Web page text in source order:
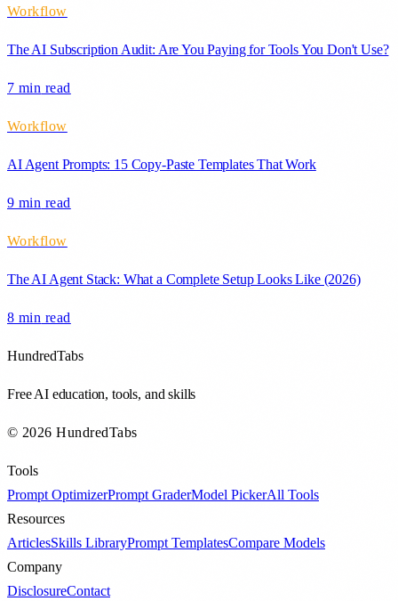
Workflow
The AI Subscription Audit: Are You Paying for Tools You Don't Use?
7 min read
Workflow
AI Agent Prompts: 15 Copy-Paste Templates That Work
9 min read
Workflow
The AI Agent Stack: What a Complete Setup Looks Like (2026)
8 min read
HundredTabs
Free AI education, tools, and skills
© 2026 HundredTabs
Tools
Prompt OptimizerPrompt GraderModel PickerAll Tools
Resources
ArticlesSkills LibraryPrompt TemplatesCompare Models
Company
DisclosureContact